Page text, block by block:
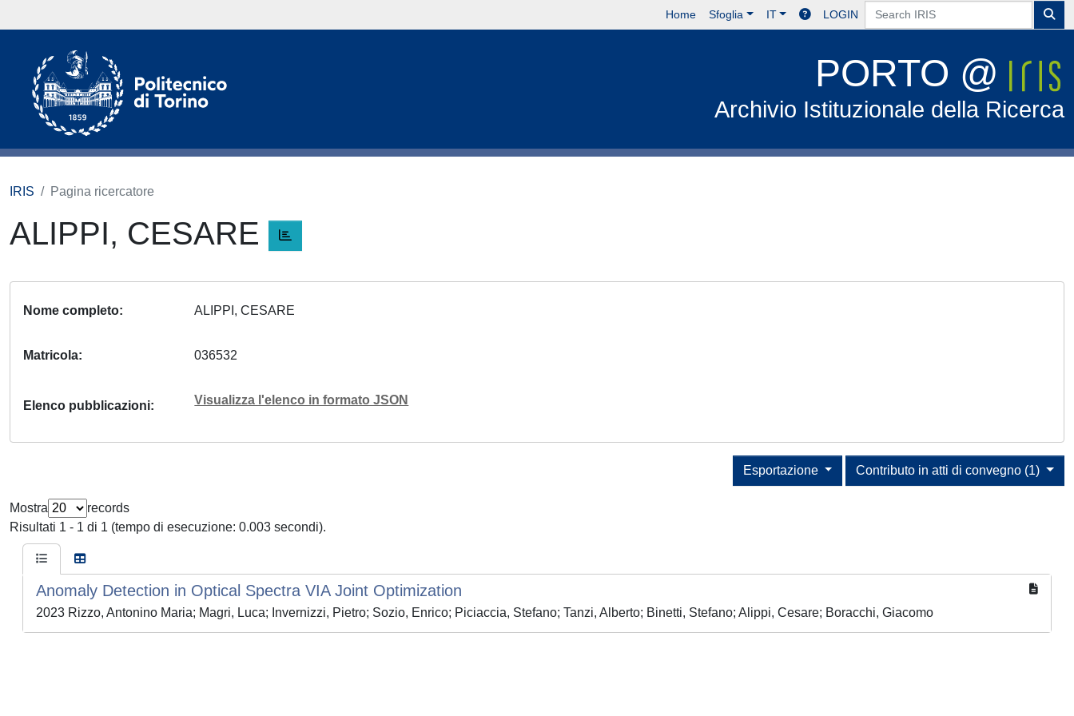
Home Sfoglia IT LOGIN
PORTO @
Archivio Istituzionale della Ricerca
IRIS Pagina ricercatore
ALIPPI, CESARE
Nome completo ALIPPI, CESARE
Matricola 036532
Elenco pubblicazioni Visualizza l'elenco in formato JSON
Contributo in atti di convegno (1)
Esportazione
Mostra
records
Risultati 1 - 1 di 1 (tempo di esecuzione: 0.003 secondi).
Anomaly Detection in Optical Spectra VIA Joint Optimization
2023 Rizzo, Antonino Maria; Magri, Luca; Invernizzi, Pietro; Sozio, Enrico; Piciaccia, Stefano; Tanzi, Alberto; Binetti, Stefano; Alippi, Cesare; Boracchi, Giacomo